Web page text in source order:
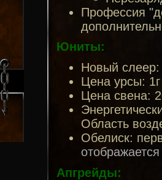
Профессия
Юниты:
Новый слеер:
Цена урсы:
Цена свена:
Область
Обелиск:
Апгрейды: